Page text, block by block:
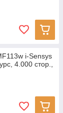
i-Sensys
4.000 стор.,